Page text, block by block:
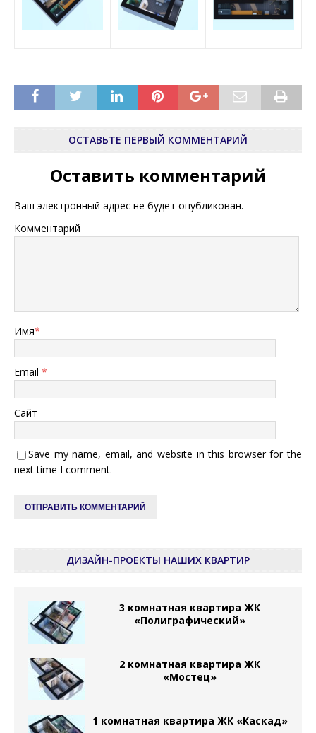
ОСТАВЬТЕ ПЕРВЫЙ КОММЕНТАРИЙ
Оставить комментарий
Ваш электронный адрес не будет опубликован.
Комментарий
Имя*
Email *
Сайт
Save my name, email, and website in this browser for the
next time I comment.
ДИЗАЙН-ПРОЕКТЫ НАШИХ КВАРТИР
3 комнатная квартира ЖК
«Полиграфический»
2 комнатная квартира ЖК
«Мостец»
1 комнатная квартира ЖК «Каскад»